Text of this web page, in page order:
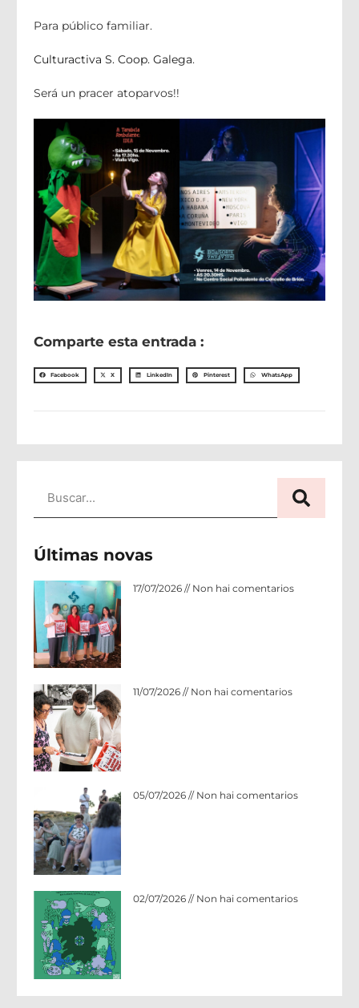
Para público familiar.
Culturactiva S. Coop. Galega.
Será un pracer atoparvos!!
Comparte esta entrada :
Facebook X LinkedIn Pinterest WhatsApp
Últimas novas
Acordo de colaboración: Hotel Nordés
17/07/2026 Non hai comentarios
O MEU PAI NACEU O MESMO ANO
11/07/2026 Non hai comentarios
A beleza de onte quédanos gardada
05/07/2026 Non hai comentarios
Nace o Ciclo Cultural: AS MAÑÁS EN
02/07/2026 Non hai comentarios